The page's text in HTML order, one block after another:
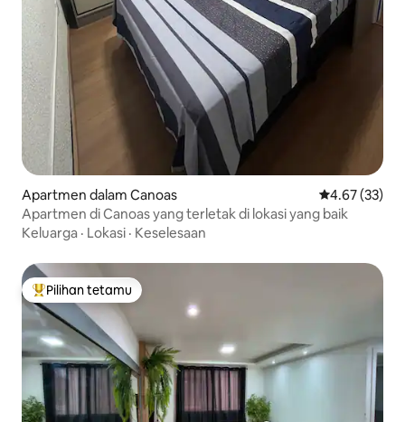
Apartmen dalam Canoas Penarafan
4.67 (33)
Apartmen di Canoas yang terletak di lokasi yang baik
Keluarga · Lokasi · Keselesaan
Pilihan utama tetamu
Pilihan tetamu